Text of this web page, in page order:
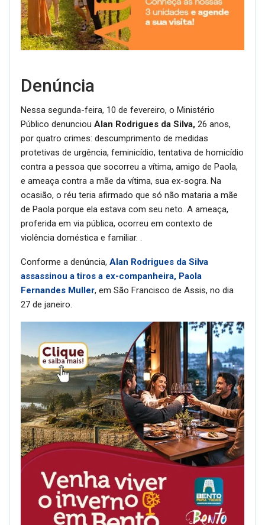
Denúncia
Nessa segunda-feira, 10 de fevereiro, o Ministério
Público denunciou Alan Rodrigues da Silva, 26 anos,
por quatro crimes: descumprimento de medidas
protetivas de urgência, feminicídio, tentativa de homicídio
contra a pessoa que socorreu a vítima, amigo de Paola,
e ameaça contra a mãe da vítima, sua ex-sogra. Na
ocasião, o réu teria afirmado que só não mataria a mãe
de Paola porque ela estava com seu neto. A ameaça,
proferida em via pública, ocorreu em contexto de
violência doméstica e familiar. .
Conforme a denúncia, Alan Rodrigues da Silva
assassinou a tiros a ex-companheira, Paola
Fernandes Muller, em São Francisco de Assis, no dia
27 de janeiro.